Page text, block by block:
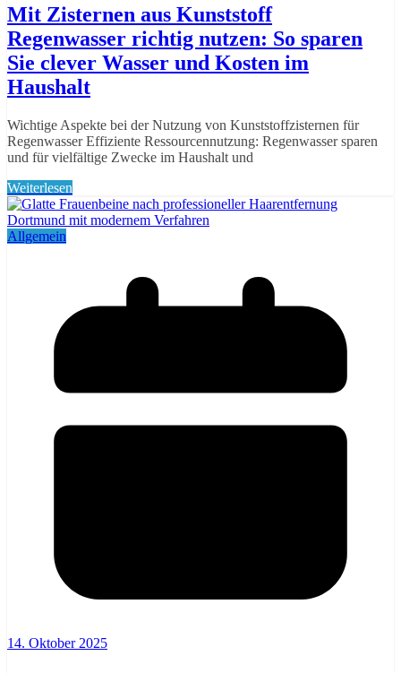
Mit Zisternen aus Kunststoff
Regenwasser richtig nutzen: So sparen
Sie clever Wasser und Kosten im
Haushalt
Wichtige Aspekte bei der Nutzung von Kunststoffzisternen für
Regenwasser Effiziente Ressourcennutzung: Regenwasser sparen
und für vielfältige Zwecke im Haushalt und
Weiterlesen
Allgemein
14. Oktober 2025